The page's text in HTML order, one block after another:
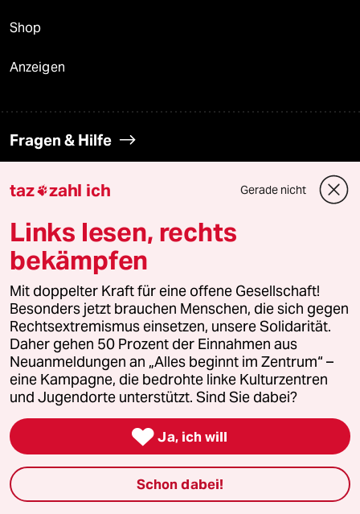
Shop
Anzeigen
Fragen & Hilfe
Feedback
Aboservice
ePaper Login
Downloads für Abonnierende
© 2026 taz Verlags und Vertriebs GmbH
Alle Rechte vorbehalten. Bei rechtlichen Fragen oder für Genehmigungen
wenden Sie sich bitte anlizenzen@taz.de
Feedback Redaktionsstatut Kommune-Richtlinien KI-
Leitlinie
taz zahl ich Gerade nicht
Links lesen, rechts
bekämpfen
Mit doppelter Kraft für eine offene Gesellschaft!
Besonders jetzt brauchen Menschen, die sich gegen
Rechtsextremismus einsetzen, unsere Solidarität.
Daher gehen 50 Prozent der Einnahmen aus
Neuanmeldungen an „Alles beginnt im Zentrum“ –
eine Kampagne, die bedrohte linke Kulturzentren
und Jugendorte unterstützt. Sind Sie dabei?
 Ja, ich will
Schon dabei!